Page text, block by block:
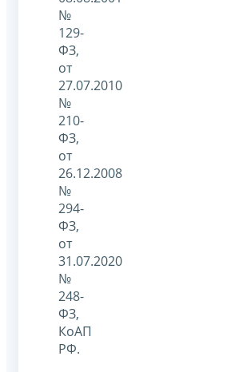
№
129-
ФЗ,
от
27.07.2010
№
210-
ФЗ,
от
26.12.2008
№
294-
ФЗ,
от
31.07.2020
№
248-
ФЗ,
КоАП
РФ.